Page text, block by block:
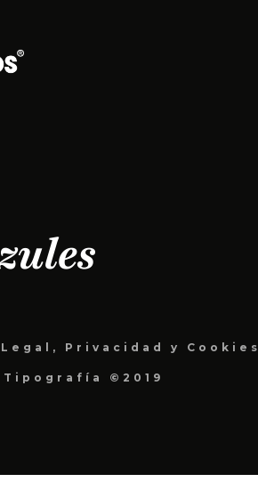
Privacidad y Cookies
©2019